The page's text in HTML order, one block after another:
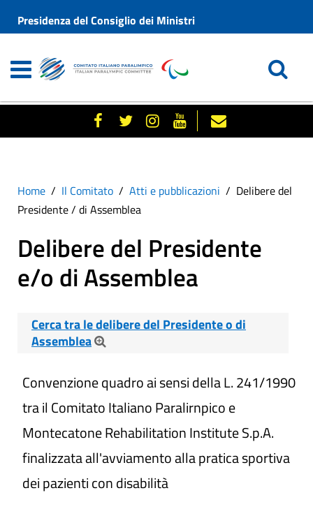
Presidenza del Consiglio dei Ministri
Home Il Comitato Atti e pubblicazioni
Delibere del
Presidente / di Assemblea
Delibere del Presidente
e/o di Assemblea
Cerca tra le delibere del Presidente o di
Assemblea
Cerca tra le Delibere del Presidente o di
Assemblea
Convenzione quadro ai sensi della L. 241/1990
tra il Comitato Italiano Paralirnpico e
Montecatone Rehabilitation Institute S.p.A.
finalizzata all'avviamento alla pratica sportiva
dei pazienti con disabilità